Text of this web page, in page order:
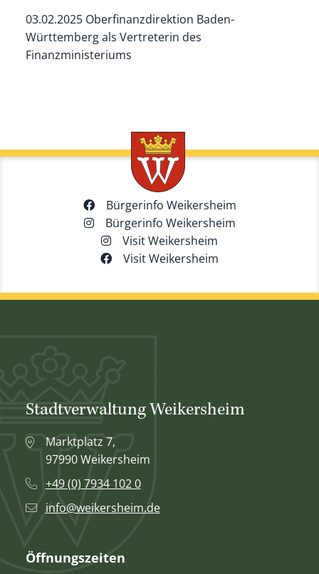
03.02.2025Oberfinanzdirektion Baden-
Württemberg als Vertreterin des
Finanzministeriums
Bürgerinfo Weikersheim
Bürgerinfo Weikersheim
Visit Weikersheim
Visit Weikersheim
Stadtverwaltung Weikersheim
Marktplatz 7,
97990 Weikersheim
+49 (0) 7934 102 0
info@weikersheim.de
Öffnungszeiten